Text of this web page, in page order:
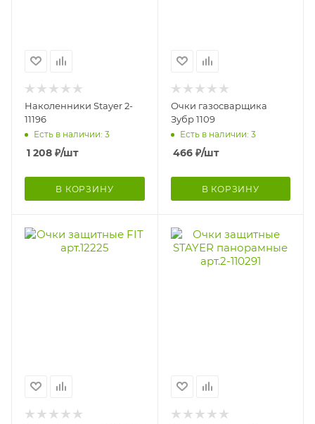
Наколенники Stayer 2-
11196
Есть в наличии: 3
1 208 ₽/шт
В КОРЗИНУ
Очки газосварщика
Зубр 1109
Есть в наличии: 3
466₽/шт
В КОРЗИНУ